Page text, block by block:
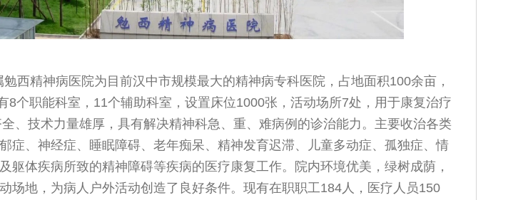
西精神病医院为目前汉中市规模最大的精神病专科医院，占地面积100余亩，
8个职能科室，11个辅助科室，设置床位1000张，活动场所7处，用于康复治疗
、技术力量雄厚，具有解决精神科急、重、难病例的诊治能力。主要收治各类
症、神经症、睡眠障碍、老年痴呆、精神发育迟滞、儿童多动症、孤独症、情
躯体疾病所致的精神障碍等疾病的医疗康复工作。院内环境优美，绿树成荫，
场地，为病人户外活动创造了良好条件。现有在职职工184人，医疗人员150